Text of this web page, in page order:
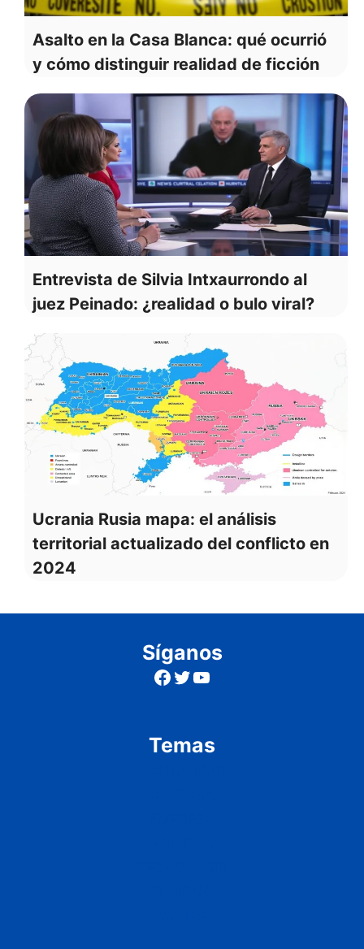
Asalto en la Casa Blanca: qué ocurrió
y cómo distinguir realidad de ficción
Entrevista de Silvia Intxaurrondo al
juez Peinado: ¿realidad o bulo viral?
Ucrania Rusia mapa: el análisis
territorial actualizado del conflicto en
2024
Síganos
Facebook
Twitter
YouTube
Temas